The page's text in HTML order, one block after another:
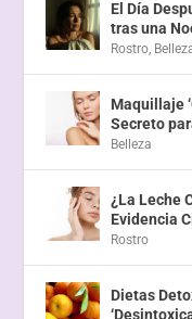
El Día
tras una
Rostro,
Maquillaje
Secreto
Belleza
¿La Leche
Evidencia
Rostro
Dietas